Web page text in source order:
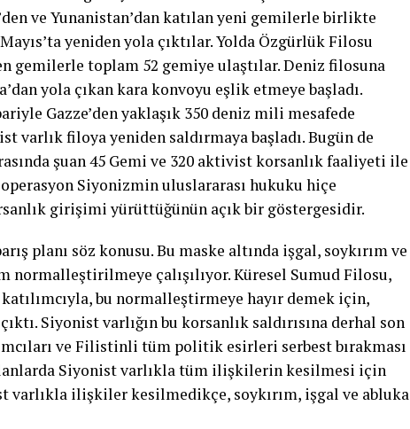
ve Yunanistan’dan katılan yeni gemilerle birlikte
yeniden yola çıktılar. Yolda Özgürlük Filosu
gemilerle toplam 52 gemiye ulaştılar. Deniz filosuna
yola çıkan kara konvoyu eşlik etmeye başladı.
Gazze’den yaklaşık 350 deniz mili mesafede
varlık filoya yeniden saldırmaya başladı. Bugün de
şuan 45 Gemi ve 320 aktivist korsanlık faaliyeti ile
Siyonizmin uluslararası hukuku hiçe
girişimi yürüttüğünün açık bir göstergesidir.
planı söz konusu. Bu maske altında işgal, soykırım ve
normalleştirilmeye çalışılıyor. Küresel Sumud Filosu,
bu normalleştirmeye hayır demek için,
Siyonist varlığın bu korsanlık saldırısına derhal son
ve Filistinli tüm politik esirleri serbest bırakması
Siyonist varlıkla tüm ilişkilerin kesilmesi için
varlıkla ilişkiler kesilmedikçe, soykırım, işgal ve abluka